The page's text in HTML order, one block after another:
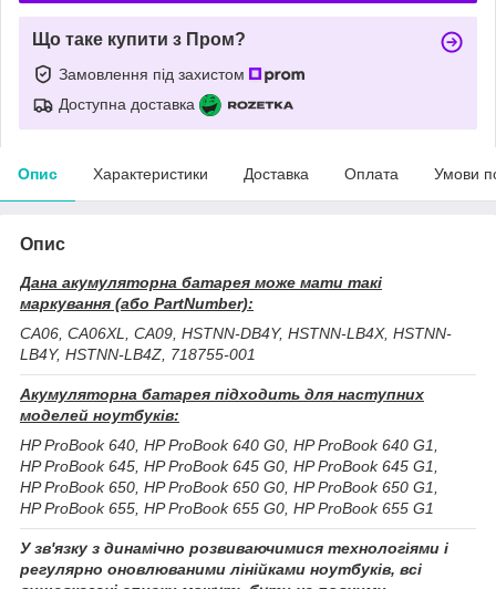
Що таке купити з Пром?
Замовлення під захистом
Доступна доставка
Опис Характеристики Доставка Оплата Умови
Опис
Дана акумуляторна батарея може мати такі
маркування (або PartNumber):
CA06, CA06XL, CA09, HSTNN-DB4Y, HSTNN-LB4X, HSTNN-
LB4Y, HSTNN-LB4Z, 718755-001
Акумуляторна батарея підходить для наступних
моделей ноутбуків:
HP ProBook 640, HP ProBook 640 G0, HP ProBook 640 G1,
HP ProBook 645, HP ProBook 645 G0, HP ProBook 645 G1,
HP ProBook 650, HP ProBook 650 G0, HP ProBook 650 G1,
HP ProBook 655, HP ProBook 655 G0, HP ProBook 655 G1
У зв'язку з динамічно розвиваючимися технологіями і
регулярно оновлюваними лінійками ноутбуків, всі